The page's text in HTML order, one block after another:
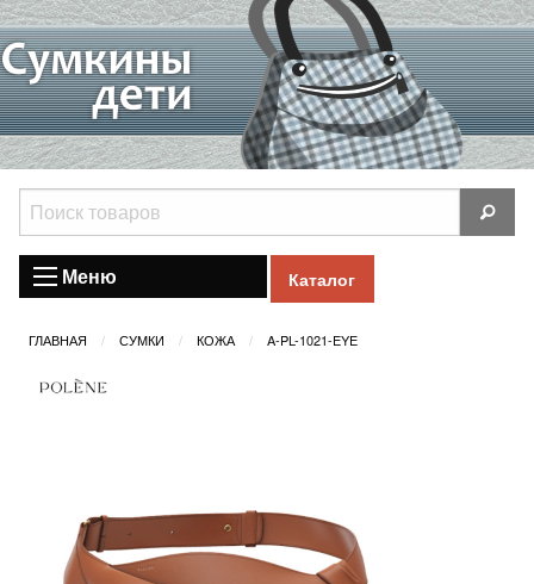
Меню Каталог
ГЛАВНАЯ СУМКИ КОЖА A-PL-1021-EYE